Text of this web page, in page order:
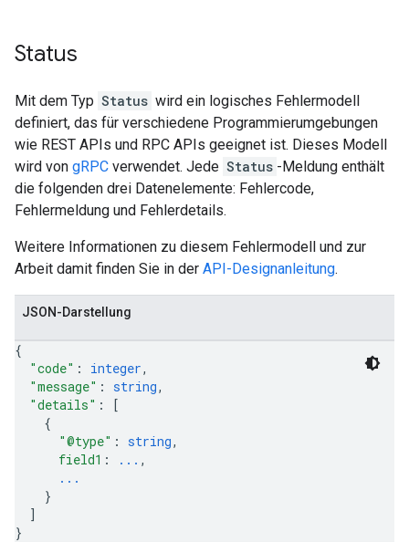
Status
Mit dem Typ Status wird ein logisches Fehlermodell
definiert, das für verschiedene Programmierumgebungen
wie REST APIs und RPC APIs geeignet ist. Dieses Modell
wird von gRPC verwendet. Jede Status -Meldung enthält
die folgenden drei Datenelemente: Fehlercode,
Fehlermeldung und Fehlerdetails.
Weitere Informationen zu diesem Fehlermodell und zur
Arbeit damit finden Sie in der API-Designanleitung.
JSON-Darstellung
{
"code" : integer,
"message" : string,
"details" :
[
{
"@type" : string,
field1 : ... ,
...
}
]
}